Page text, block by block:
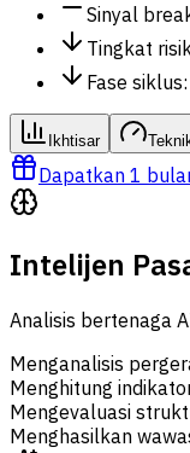
Sinyal
Tingkat
Fase siklus:
Ikhtisar
Dapatkan 1
Intelijen
Analisis bertenaga
Menganalisis
Menghitung
Mengevaluasi
Menghasilkan